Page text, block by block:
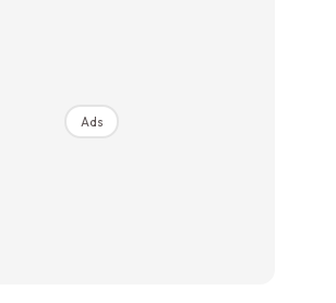
Login|Register
Ads